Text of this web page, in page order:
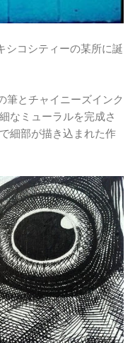
シコシティーの某所に誕
筆とチャイニーズインク
なミューラルを完成さ
細部が描き込まれた作